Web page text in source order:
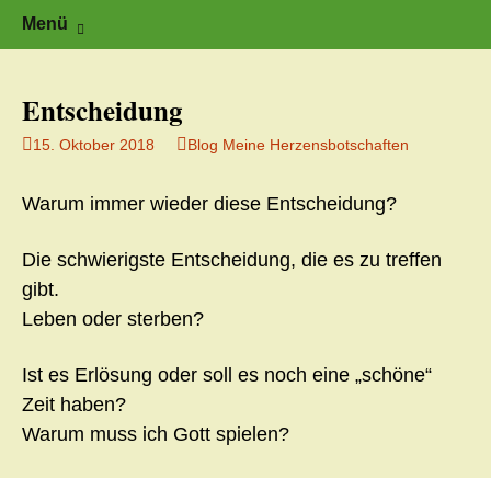
ZumHerzflüstern – Sonja Schwarzmaier –
Herzfluestern.de
Zeit für neue Wege
Menü
nach:
Entscheidung
15. Oktober 2018 Blog Meine Herzensbotschaften
Warum immer wieder diese Entscheidung?
Die schwierigste Entscheidung, die es zu treffen
gibt.
Leben oder sterben?
Ist es Erlösung oder soll es noch eine „schöne“
Zeit haben?
Warum muss ich Gott spielen?